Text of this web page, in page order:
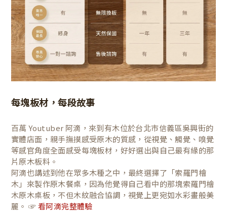
每塊板材，每段故事
百萬 Youtuber 阿滴，來到有木位於台北市信義區吳興街的
實體店面，親手撫摸感受原木的質感，從視覺、觸覺、嗅覺
等感官角度全面感受每塊板材，好好選出與自己最有緣的那
片原木板料。
阿滴也講述到他在眾多木種之中，最終選擇了「索羅門檜
木」來製作原木餐桌，因為他覺得自己看中的那塊索羅門檜
木原木桌板，不但木紋融合協調，視覺上更宛如水彩畫般美
麗。 ☞ 看阿滴完整體驗